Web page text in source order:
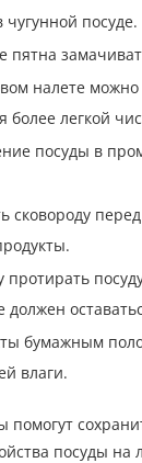
чугунной посуде.
налете можно
более легкой
посуды в
сковороду
протирать
должен
бумажным
влаги.
помогут
посуды на